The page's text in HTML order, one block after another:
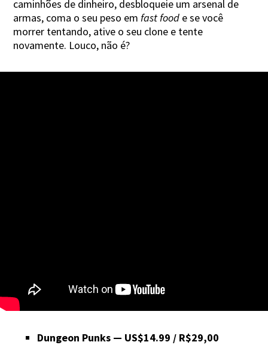
caminhões de dinheiro, desbloqueie um arsenal de
armas, coma o seu peso em fast food e se você
morrer tentando, ative o seu clone e tente
novamente. Louco, não é?
Dungeon Punks — US$14.99 / R$29,00